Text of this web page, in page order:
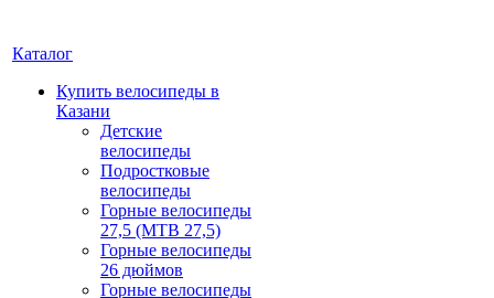
Каталог
Купить велосипеды в
Казани
Детские
велосипеды
Подростковые
велосипеды
Горные велосипеды
27,5 (MTB 27,5)
Горные велосипеды
26 дюймов
Горные велосипеды